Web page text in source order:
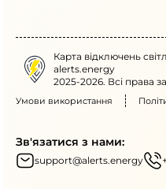
Карта відключень
alerts.energy
2025-2026. Всі права
Умови використання
Зв'язатися з нами:
support@alerts.energy